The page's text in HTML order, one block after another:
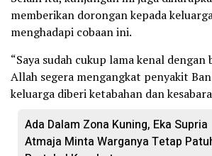
memberikan dorongan kepada
menghadapi cobaan ini.
“Saya sudah cukup lama kenal dengan
Allah segera mengangkat penyakit
keluarga diberi ketabahan dan
Ada Dalam Zona Kuning, Eka Supria
Atmaja Minta Warganya Tetap